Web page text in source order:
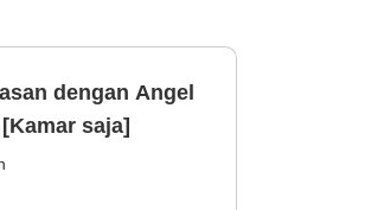
dengan Angel
saja]